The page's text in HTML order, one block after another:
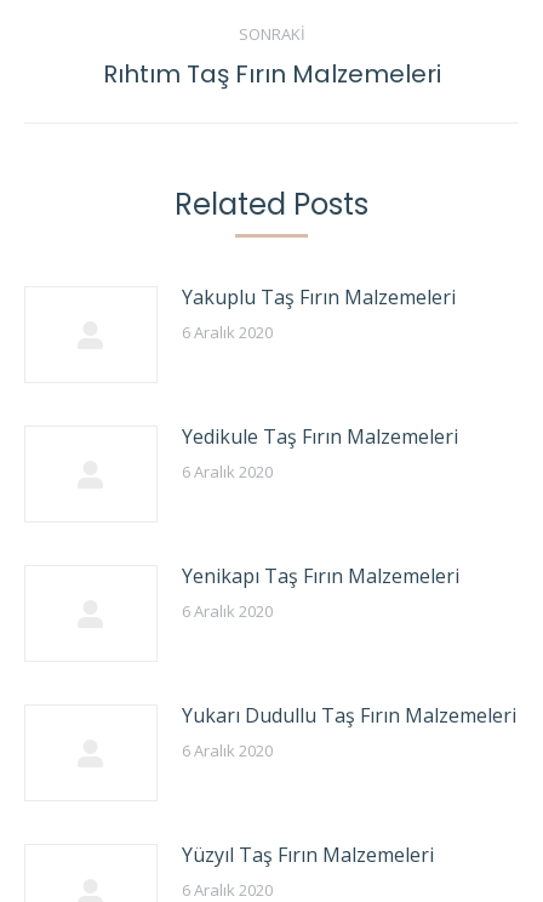
SONRAKI
Next
Rıhtım Taş Fırın Malzemeleri
Related Posts
Yakuplu Taş Fırın Malzemeleri
6 Aralık 2020
Yedikule Taş Fırın Malzemeleri
6 Aralık 2020
Yenikapı Taş Fırın Malzemeleri
6 Aralık 2020
Yukarı Dudullu Taş Fırın Malzemeleri
6 Aralık 2020
Yüzyıl Taş Fırın Malzemeleri
6 Aralık 2020